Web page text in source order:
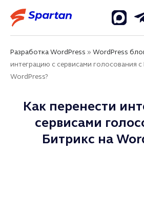
Разработка WordPress » WordPress
интеграцию с сервисами голосования
WordPress?
Как перенести
сервисами
Битрикс на